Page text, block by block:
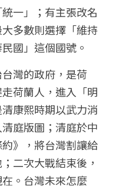
一」；有主張改名
多數則選擇「維持
國」這個國號。
灣的政府，是荷
荷蘭人，進入「明
康熙時期以武力消
庭版圖；清庭於中
》，將台灣割讓給
二次大戰結束後，
。台灣未來怎麼